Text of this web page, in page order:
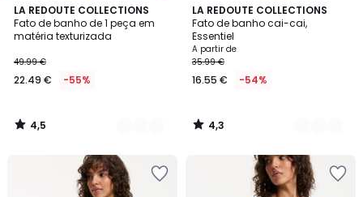
LA REDOUTE COLLECTIONS
Fato de banho de 1 peça em
matéria texturizada
49.99 €
22.49 € -55%
4,5
/ 5
2
Cores
4,5
/
LA REDOUTE COLLECTIONS
Fato de banho cai-cai,
Essentiel
A partir de
35.99 €
16.55 € -54%
4,3
/ 5
2
Cores
4,3
/